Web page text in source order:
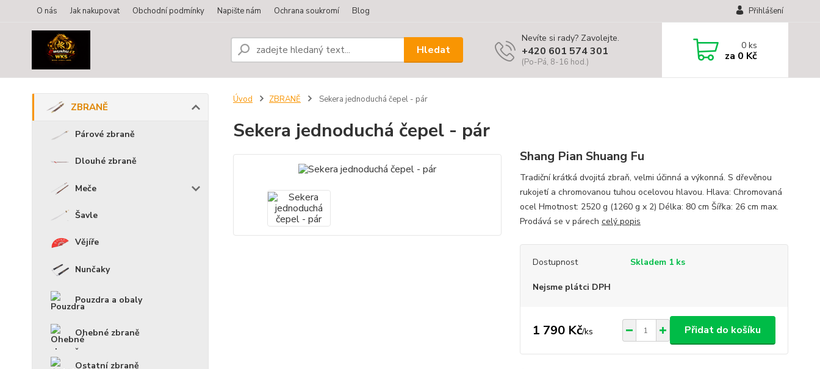
O nás Jak nakupovat Obchodní podmínky Napište nám Ochrana soukromí Blog Přihlášení
Hledat
Nevíte si rady? Zavolejte.
+420 601 574 301
(Po-Pá, 8-16 hod.)
0ks
za 0 Kč
ZBRANĚ
Párové zbraně
Dlouhé zbraně
Meče
Šavle
Vějíře
Nunčaky
Pouzdra a obaly
Ohebné zbraně
Ostatní zbraně
Úvod ZBRANĚ Sekera jednoduchá čepel - pár
Sekera jednoduchá čepel - pár
Shang Pian Shuang Fu
Tradiční krátká dvojitá zbraň, velmi účinná a výkonná. S dřevěnou
rukojetí a chromovanou tuhou ocelovou hlavou. Hlava: Chromovaná
ocel Hmotnost: 2520 g (1260 g x 2) Délka: 80 cm Šířka: 26 cm max.
Prodává se v párech celý popis
Dostupnost Skladem 1 ks
Nejsme plátci DPH
1 790 Kč/ks Přidat do košíku